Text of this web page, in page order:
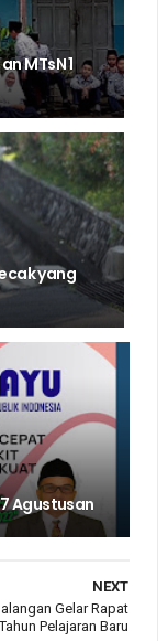
MTsN 1
yang
Agustusan
NEXT
Gelar Rapat
Pelajaran Baru